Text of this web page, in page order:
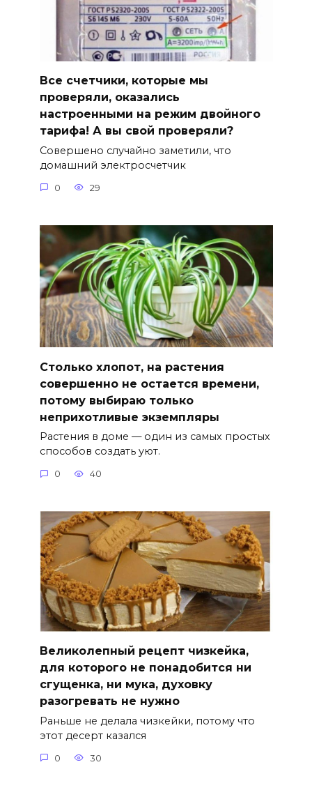
Все счетчики, которые мы
проверяли, оказались
настроенными на режим двойного
тарифа! А вы свой проверяли?
Совершено случайно заметили, что
домашний электросчетчик
0 29
Столько хлопот, на растения
совершенно не остается времени,
потому выбираю только
неприхотливые экземпляры
Растения в доме — один из самых простых
способов создать уют.
0 40
Великолепный рецепт чизкейка,
для которого не понадобится ни
сгущенка, ни мука, духовку
разогревать не нужно
Раньше не делала чизкейки, потому что
этот десерт казался
0 30